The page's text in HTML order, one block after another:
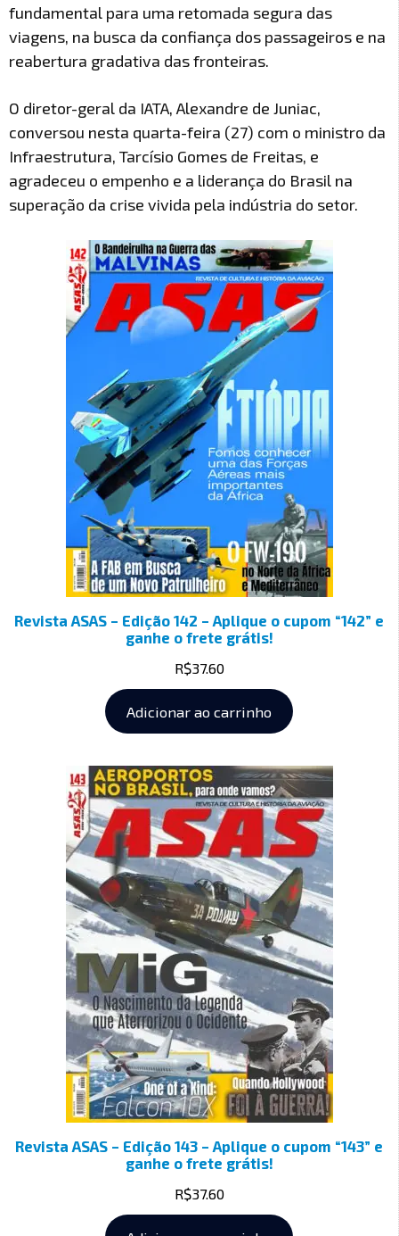
fundamental para uma retomada segura das
viagens, na busca da confiança dos passageiros e na
reabertura gradativa das fronteiras.
O diretor-geral da IATA, Alexandre de Juniac,
conversou nesta quarta-feira (27) com o ministro da
Infraestrutura, Tarcísio Gomes de Freitas, e
agradeceu o empenho e a liderança do Brasil na
superação da crise vivida pela indústria do setor.
Revista ASAS – Edição 142 – Aplique o cupom “142” e
ganhe o frete grátis!
R$37.60
Adicionar ao carrinho
Revista ASAS – Edição 143 – Aplique o cupom “143” e
ganhe o frete grátis!
R$37.60